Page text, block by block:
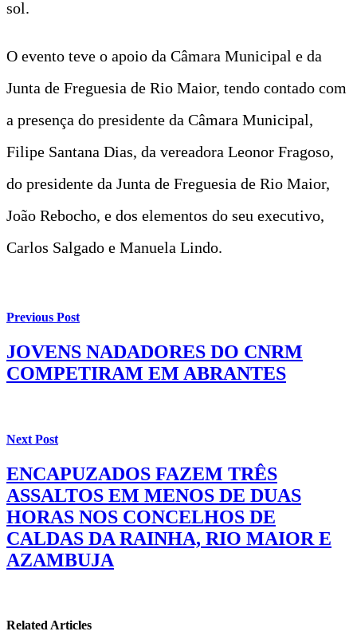
sol.
O evento teve o apoio da Câmara Municipal e da
Junta de Freguesia de Rio Maior, tendo contado com
a presença do presidente da Câmara Municipal,
Filipe Santana Dias, da vereadora Leonor Fragoso,
do presidente da Junta de Freguesia de Rio Maior,
João Rebocho, e dos elementos do seu executivo,
Carlos Salgado e Manuela Lindo.
Previous Post
JOVENS NADADORES DO CNRM
COMPETIRAM EM ABRANTES
Next Post
ENCAPUZADOS FAZEM TRÊS
ASSALTOS EM MENOS DE DUAS
HORAS NOS CONCELHOS DE
CALDAS DA RAINHA, RIO MAIOR E
AZAMBUJA
Related Articles